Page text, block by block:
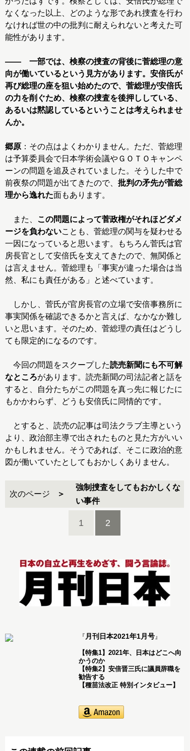
なくなった以上、どのような形であれ捜査を行わ
なければ世の中の批判に耐えられないと考えた可
能性があります。
―― 一部では、検察の捜査の背後に菅総理の意
向が働いているという見方があります。安倍氏が
再び総理の座を狙い始めたので、菅総理が安倍氏
の力を削ぐため、検察の捜査を後押ししている、
あるいは黙認しているということは考えられませ
んか。
郷原 ：その点はよくわかりません。ただ、菅総理
は予算委員会で日本学術会議やＧＯＴＯキャンペ
ーンの問題を追及されていました。そうした中で
前夜祭の問題が出てきたので、 批判の矛先が菅総
理から逸れた面もあります。
また、 この問題によって菅政権がそれほどダメ
ージを負わないことも、菅総理の関与を疑わせる
一因になっていると思います。もちろん菅氏は官
房長官として安倍氏を支えてきたので、無関係と
は言えません。菅総理も「事実が違った場合は当
然、私にも責任がある」と述べています。
しかし、菅氏が官房長官の立場で安倍事務所に
事実関係を確認できるかと言えば、なかなか難し
いと思います。そのため、菅総理の責任はどうし
ても限定的になるのです。
今回の問題をスクープした読売新聞にも不可解
なところがあります。読売新聞の司法記者と話を
すると、自分たちがこの問題を真っ先に報じたに
もかかわらず、どうも安倍氏に同情的です。
とすると、読売の記事は司法クラブ主導という
より、政治部主導で出されたものと見た方がいい
かもしれません。そうであれば、そこに政治的意
図が働いていたとしてもおかしくありません。
次のページ
強制捜査をしてもおかしくな
い事件
1 2
『 月刊日本2021年1月号 』
【特集1】2021年、日本はどこへ向
かうのか
【特集2】安倍晋三氏に議員辞職を
勧告する
【種苗法改正 特別インタビュー】